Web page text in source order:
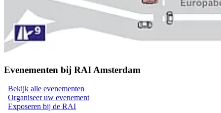
Evenementen bij RAI Amsterdam
Bekijk alle evenementen
Organiseer uw evenement
Exposeren bij de RAI